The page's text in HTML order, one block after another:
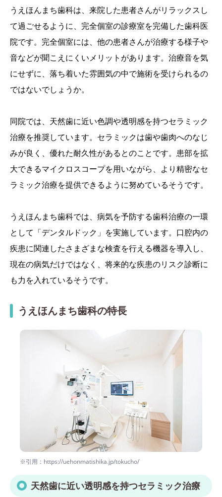
うえほんまち歯科は、来院した患者さんがリラックスし
て過ごせるように、完全個室の診療室を完備した歯科医
院です。完全個室には、他の患者さんが治療する様子や
音などが聞こえにくいメリットがあります。治療音を気
にせずに、落ち着いた雰囲気の中で施術を受けられるの
ではないでしょうか。
同院では、天然歯に近い色調や透明感を持つセラミック
治療を推奨しています。セラミックは歯や歯肉へのなじ
みが良く、優れた耐久性があるとのことです。患部を拡
大できるマイクロスコープを用いながら、より精密なセ
ラミック治療を提供できるように努めているそうです。
うえほんまち歯科では、病気を予防する歯科治療の一環
として「デンタルドック」を実施しています。口腔内の
疾患に関連したさまざまな検査を行える機器を導入し、
現在の病気だけではなく、将来的な疾患のリスク診断に
も力を入れているそうです。
うえほんまち歯科の特長
※引用：https://uehonmatishika.jp/tokucho/
天然歯に近い透明感を持つセラミック治療